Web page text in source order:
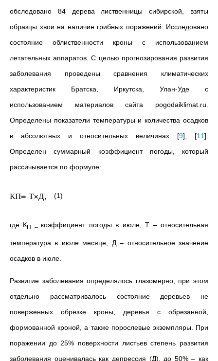
обследовано 84 дерева лиственницы сибирской, взяты
образцы хвои на наличие грибных поражений. Исследовано
состояние облиственности кроны с использованием
летательных аппаратов. С целью прогнозирования развития
заболевания проведены сравнения климатических
характеристик Братска, Иркутска, Улан-Уде с
использованием материалов сайта pogodaiklimat.ru.
Определены показатели температуры и количества осадков
в абсолютных и относительных величинах [9] [11]
Определен суммарный коэффициент погоды, который
рассичывается по формуле:
КП= Т×Д, (1)
где КП – коэффициент погоды в июле, Т – относительная
температура в июле месяце, Д – относительное значение
осадков в июле.
Развитие заболевания определялось глазомерно, при этом
отдельно рассматривалось состояние деревьев не
поверженных обрезке кроны, деревья с обрезанной,
формованной кроной, а также порослевые экземпляры. При
поражении до 25% поверхности листьев степень развития
заболевания оценивалась как депрессия (Д), до 50% – как